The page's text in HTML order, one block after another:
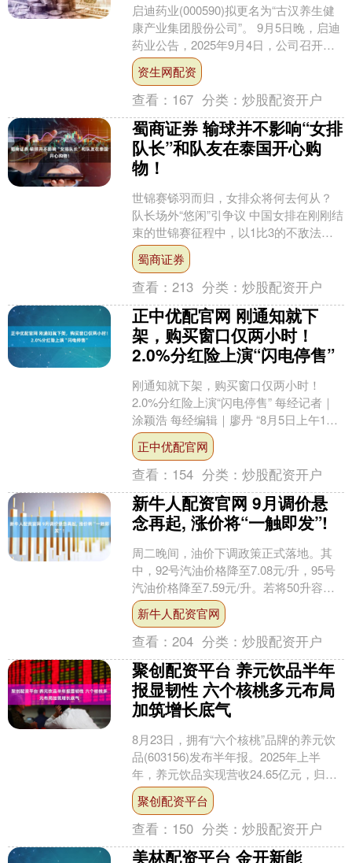
启迪药业(000590)拟更名为“古汉养生健
康产业集团股份公司”。 9月5日晚，启迪
药业公告，2025年9月4日，公司召开第
十届董事会临时会议，以5票赞成审议
通....
资生网配资
查看： 167 分类：炒股配资开户
蜀商证券 输球并不影响“女排
队长”和队友在泰国开心购
物！
世锦赛铩羽而归，女排众将何去何从？
队长场外“悠闲”引争议 中国女排在刚刚结
束的世锦赛征程中，以1比3的不敌法国
队，遗憾无缘八强。这一结果不仅是中
国女排在世锦赛历....
蜀商证券
查看：213 分类：炒股配资开户
正中优配官网 刚通知就下
架，购买窗口仅两小时！
2.0%分红险上演“闪电停售”
刚通知就下架，购买窗口仅两小时！
2.0%分红险上演“闪电停售” 每经记者｜
涂颖浩 每经编辑｜廖丹 “8月5日上午10
点接到保险公司通知，中午12点就停止
录单，两....
正中优配官网
查看： 154 分类：炒股配资开户
新牛人配资官网 9月调价悬
念再起, 涨价将“一触即发”!
周二晚间，油价下调政策正式落地。其
中，92号汽油价格降至7.08元/升，95号
汽油价格降至7.59元/升。若将50升容量
的油箱加满，相较去年年末可节省约
15.5....
新牛人配资官网
查看：204 分类：炒股配资开户
聚创配资平台 养元饮品半年
报显韧性 六个核桃多元布局
加筑增长底气
8月23日，拥有“六个核桃”品牌的养元饮
品(603156)发布半年报。2025年上半
年，养元饮品实现营收24.65亿元，归母
净利润7.44亿元。 这一业绩彰显了....
聚创配资平台
查看： 150 分类：炒股配资开户
美林配资平台 金开新能